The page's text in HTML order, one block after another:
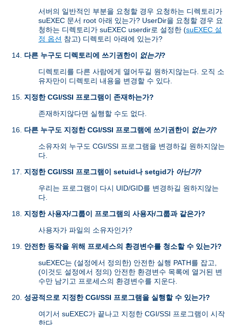
서버의 일반적인 부분을 요청할 경우 요청하는 디렉토리가
suEXEC 문서 root 아래 있는가? UserDir을 요청할 경우 요
청하는 디렉토리가 suEXEC userdir로 설정한 (suEXEC 설
정 옵션 참고) 디렉토리 아래에 있는가?
다른 누구도 디렉토리에 쓰기권한이
없는가?
디렉토리를 다른 사람에게 열어두길 원하지않는다. 오직 소
유자만이 디렉토리 내용을 변경할 수 있다.
지정한 CGI/SSI 프로그램이 존재하는가?
존재하지않다면 실행할 수도 없다.
다른 누구도 지정한 CGI/SSI 프로그램에 쓰기권한이
없는가?
소유자외 누구도 CGI/SSI 프로그램을 변경하길 원하지않는
다.
지정한 CGI/SSI 프로그램이 setuid나 setgid가 아닌가?
우리는 프로그램이 다시 UID/GID를 변경하길 원하지않는
다.
지정한 사용자/그룹이 프로그램의 사용자/그룹과 같은가?
사용자가 파일의 소유자인가?
안전한 동작을 위해 프로세스의 환경변수를 청소할 수 있는가?
suEXEC는 (설정에서 정의한) 안전한 실행 PATH를 잡고,
(이것도 설정에서 정의) 안전한 환경변수 목록에 열거된 변
수만 남기고 프로세스의 환경변수를 지운다.
성공적으로 지정한 CGI/SSI 프로그램을 실행할 수 있는가?
여기서 suEXEC가 끝나고 지정한 CGI/SSI 프로그램이 시작
한다.